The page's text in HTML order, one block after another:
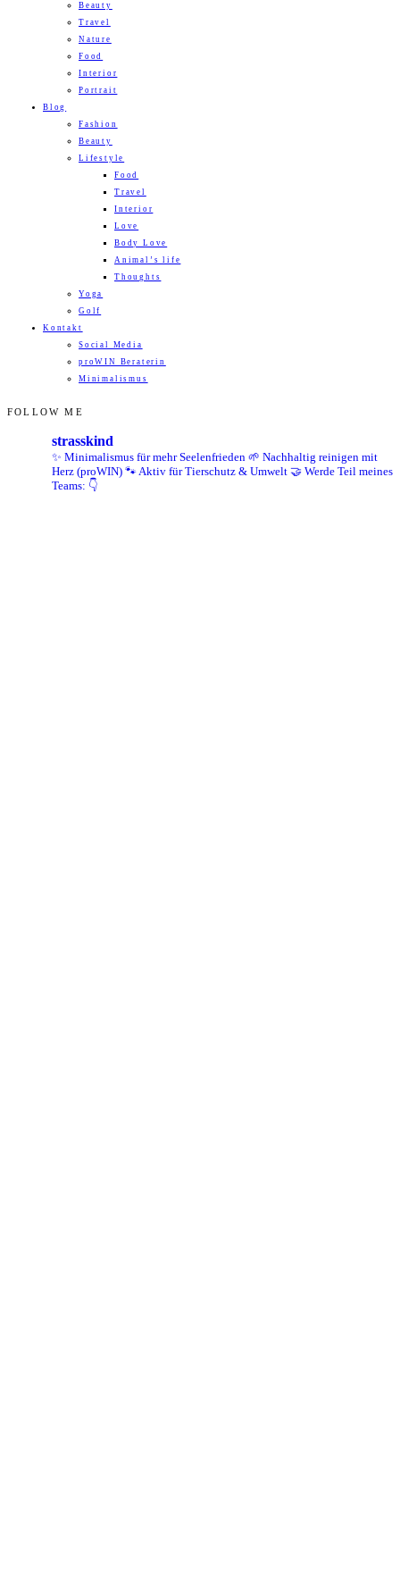
Beauty
Travel
Nature
Food
Interior
Portrait
Blog
Fashion
Beauty
Lifestyle
Food
Travel
Interior
Love
Body Love
Animal’s life
Thoughts
Yoga
Golf
Kontakt
Social Media
proWIN Beraterin
Minimalismus
FOLLOW ME
strasskind
✨ Minimalismus für mehr Seelenfrieden 🌱 Nachhaltig reinigen mit
Herz (proWIN) 🐾 Aktiv für Tierschutz & Umwelt 🤝 Werde Teil meines
Teams: 👇